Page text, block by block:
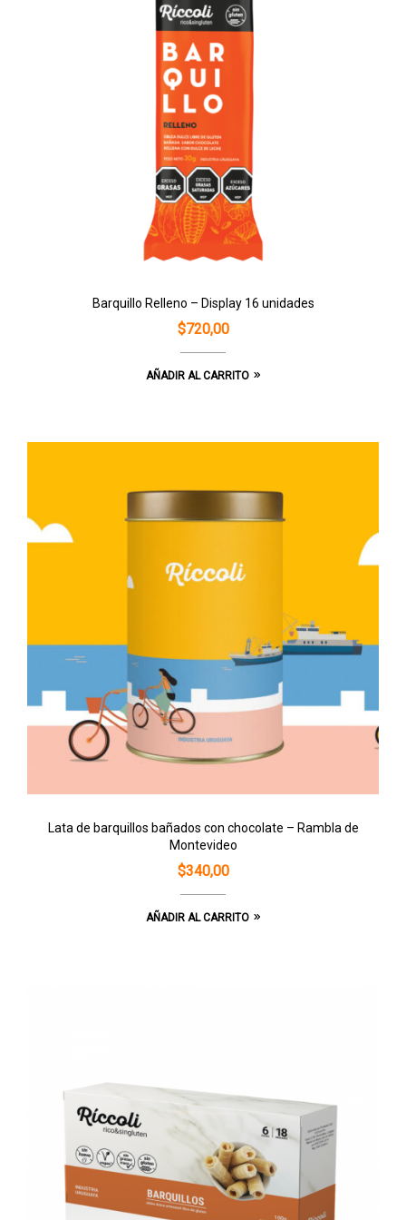
Barquillo Relleno – Display 16 unidades
$720,00
AÑADIR AL CARRITO
Lata de barquillos bañados con chocolate – Rambla de
Montevideo
$340,00
AÑADIR AL CARRITO